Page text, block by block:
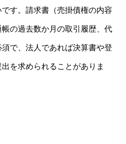
す。請求書（売掛債権の内容
の過去数か月の取引履歴、代
で、法人であれば決算書や登
を求められることがありま